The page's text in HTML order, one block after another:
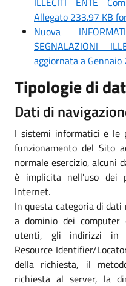
Allegato 233.97 KB
Nuova
SEGNALAZIONI
aggiornata a Gennaio
Tipologie di
Dati di
I sistemi informatici e le
funzionamento del Sito
normale esercizio, alcuni
è implicita nell'uso dei
Internet.
In questa categoria di
a dominio dei
utenti, gli indirizzi in
Resource Identifier/
della richiesta, il
richiesta al server, la